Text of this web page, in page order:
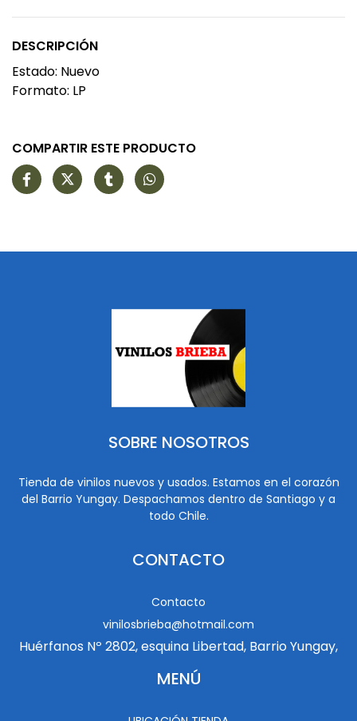
DESCRIPCIÓN
Estado: Nuevo
Formato: LP
COMPARTIR ESTE PRODUCTO
SOBRE NOSOTROS
Tienda de vinilos nuevos y usados. Estamos en el corazón
del Barrio Yungay. Despachamos dentro de Santiago y a
todo Chile.
CONTACTO
Contacto
vinilosbrieba@hotmail.com
Huérfanos Nº 2802, esquina Libertad, Barrio Yungay,
MENÚ